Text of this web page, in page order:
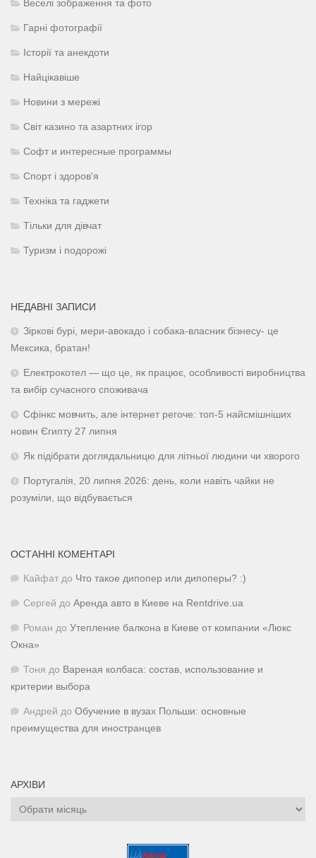
Веселі зображення та фото
Гарні фотографії
Історії та анекдоти
Найцікавіше
Новини з мережі
Світ казино та азартних ігор
Софт и интересные программы
Спорт і здоров'я
Техніка та гаджети
Тільки для дівчат
Туризм і подорожі
НЕДАВНІ ЗАПИСИ
Зіркові бурі, мери-авокадо і собака-власник бізнесу- це
Мексика, братан!
Електрокотел — що це, як працює, особливості виробництва
та вибір сучасного споживача
Сфінкс мовчить, але інтернет регоче: топ-5 найсмішніших
новин Єгипту 27 липня
Як підібрати доглядальницю для літньої людини чи хворого
Португалія, 20 липня 2026: день, коли навіть чайки не
розуміли, що відбувається
ОСТАННІ КОМЕНТАРІ
Кайфат до Что такое дипопер или дипоперы? :)
Сергей до Аренда авто в Киеве на Rentdrive.ua
Роман до Утепление балкона в Киеве от компании «Люкс
Окна»
Тоня до Вареная колбаса: состав, использование и
критерии выбора
Андрей до Обучение в вузах Польши: основные
преимущества для иностранцев
АРХІВИ
Архіви